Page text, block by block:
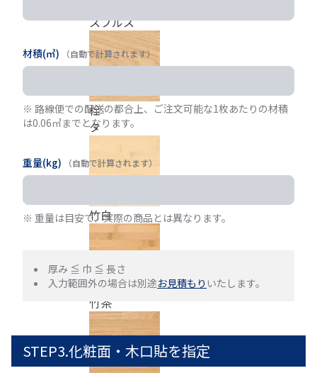
スプルス
栓
タ
竹白
竹茶
材積(㎥) （自動で計算されます）
※ 路線便での配送の都合上、ご注文可能な1枚あたりの材積
は0.06㎥までとなります。
重量(kg) （自動で計算されます）
※ 重量は目安で、実際の商品とは異なります。
厚み ≦ 巾 ≦ 長さ
入力範囲外の場合は別途お見積もり いたします。
STEP3.化粧面・木口貼を指定